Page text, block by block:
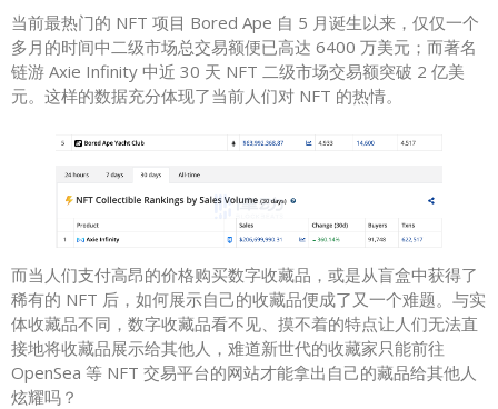
当前最热门的 NFT 项目 Bored Ape 自 5 月诞生以来，仅仅一个
多月的时间中二级市场总交易额便已高达 6400 万美元；而著名
链游 Axie Infinity 中近 30 天 NFT 二级市场交易额突破 2 亿美
元。这样的数据充分体现了当前人们对 NFT 的热情。
而当人们支付高昂的价格购买数字收藏品，或是从盲盒中获得了
稀有的 NFT 后，如何展示自己的收藏品便成了又一个难题。与实
体收藏品不同，数字收藏品看不见、摸不着的特点让人们无法直
接地将收藏品展示给其他人，难道新世代的收藏家只能前往
OpenSea 等 NFT 交易平台的网站才能拿出自己的藏品给其他人
炫耀吗？